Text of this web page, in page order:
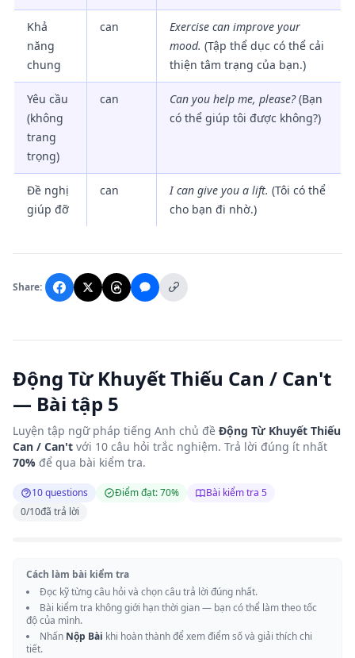
Khả
năng
chung
can
Exercise can improve your
mood. (Tập thể dục có thể cải
thiện tâm trạng của bạn.)
Yêu cầu
(không
trang
trọng)
can Can you help me, please?(Bạn
có thể giúp tôi được không?)
Đề nghị
giúp đỡ
can I can give you a lift. (Tôi có thể
cho bạn đi nhờ.)
Share:
Động Từ Khuyết Thiếu Can / Can't
— Bài tập 5
Luyện tập ngữ pháp tiếng Anh chủ đề Động Từ Khuyết Thiếu
Can / Can't với 10 câu hỏi trắc nghiệm. Trả lời đúng ít nhất
70% để qua bài kiểm tra.
10 questions Điểm đạt: 70%
Bài kiểm tra 5
0/10đã trả lời
Cách làm bài kiểm tra
Đọc kỹ từng câu hỏi và chọn câu trả lời đúng nhất.
Bài kiểm tra không giới hạn thời gian — bạn có thể làm theo tốc
độ của mình.
Nhấn Nộp Bài khi hoàn thành để xem điểm số và giải thích chi
tiết.